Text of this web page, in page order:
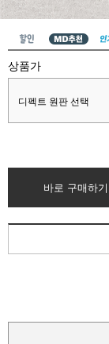
상품가
디펙트 원판 선택
바로 구매하기